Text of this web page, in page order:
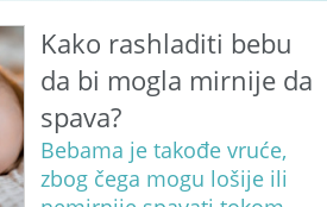
Kako rashladiti bebu
da bi mogla mirnije da
spava?
Bebama je takođe vruće,
zbog čega mogu lošije ili